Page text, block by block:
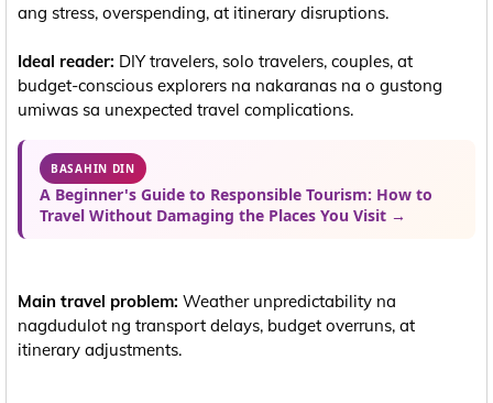
ang stress, overspending, at itinerary disruptions.
Ideal reader: DIY travelers, solo travelers, couples, at
budget-conscious explorers na nakaranas na o gustong
umiwas sa unexpected travel complications.
BASAHIN DIN
A Beginner's Guide to Responsible Tourism: How to
Travel Without Damaging the Places You Visit →
Main travel problem: Weather unpredictability na
nagdudulot ng transport delays, budget overruns, at
itinerary adjustments.